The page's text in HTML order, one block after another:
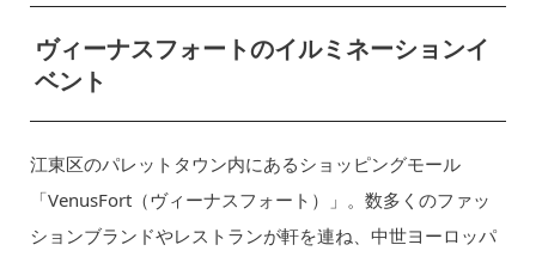
ヴィーナスフォートのイルミネーションイ
ベント
江東区のパレットタウン内にあるショッピングモール
「VenusFort（ヴィーナスフォート）」。数多くのファッ
ションブランドやレストランが軒を連ね、中世ヨーロッパ